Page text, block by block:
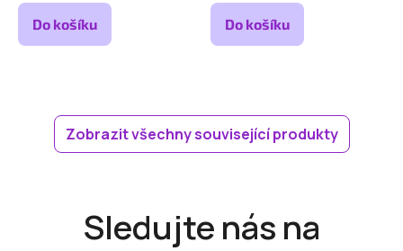
Do košíku
Do košíku
Zobrazit všechny související produkty
Sledujte nás na